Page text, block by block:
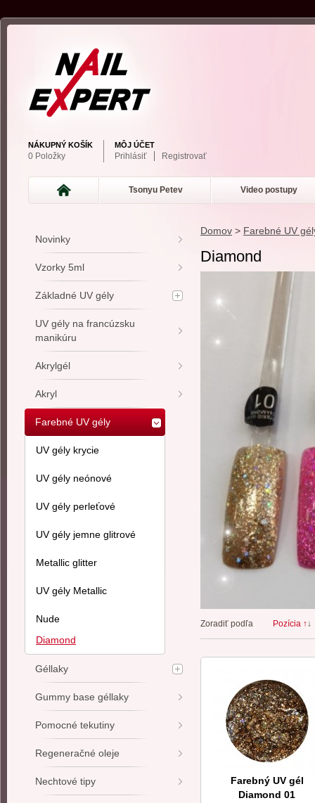
NÁKUPNÝ KOŠÍK
0 Položky
MÔJ ÚČET
Prihlásiť Registrovať
Tsonyu Petev Video postupy
Domov > Farebné UV
Diamond
Zoradiť podľa Pozícia ↑↓
Farebný UV gél
Diamond 01
Novinky
Vzorky 5ml
Základné UV gély
UV gély na francúzsku
manikúru
Akrylgél
Akryl
Farebné UV gély
UV gély krycie
UV gély neónové
UV gély perleťové
UV gély jemne glitrové
Metallic glitter
UV gély Metallic
Nude
Diamond
Géllaky
Gummy base géllaky
Pomocné tekutiny
Regeneračné oleje
Nechtové tipy